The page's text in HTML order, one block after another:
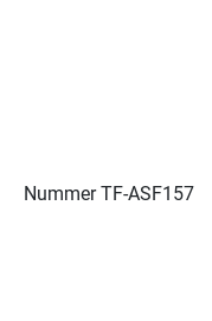
NummerTF-ASF157